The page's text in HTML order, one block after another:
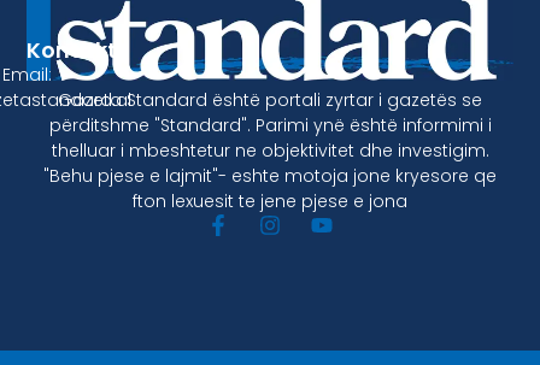
Gazeta Standard është portali zyrtar i gazetës se
përditshme "Standard". Parimi ynë është informimi i
thelluar i mbeshtetur ne objektivitet dhe investigim.
"Behu pjese e lajmit"- eshte motoja jone kryesore qe
fton lexuesit te jene pjese e jona
Kontakt
Email: